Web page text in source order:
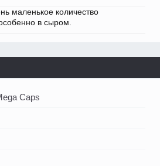
маленькое количество
в сыром.
Caps